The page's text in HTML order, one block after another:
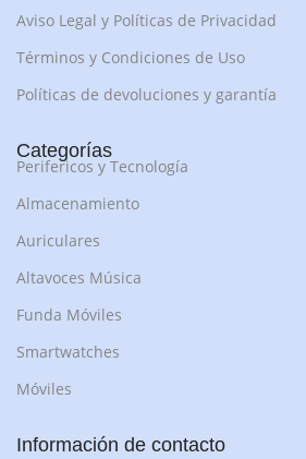
Aviso Legal y Políticas de Privacidad
Términos y Condiciones de Uso
Políticas de devoluciones y garantía
Categorías
Perifericos y Tecnología
Almacenamiento
Auriculares
Altavoces Música
Funda Móviles
Smartwatches
Móviles
Información de contacto